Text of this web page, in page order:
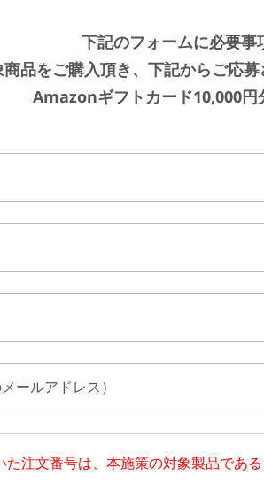
下記のフォームに必要事
品をご購入頂き、下記からご応募
Amazonギフトカード10,000円
ールアドレス）
た注文番号は、本施策の対象製品であ